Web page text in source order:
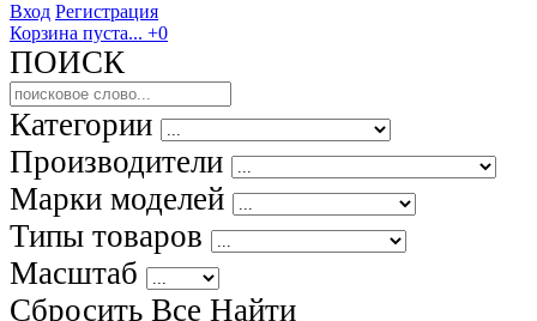
Вход Регистрация
Корзина пуста... +0
ПОИСК
Категории
Производители
Марки моделей
Типы товаров
Масштаб
Сбросить Все Найти